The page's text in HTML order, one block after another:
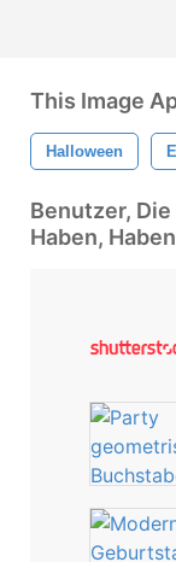
This Image
Halloween
Benutzer,
Haben,